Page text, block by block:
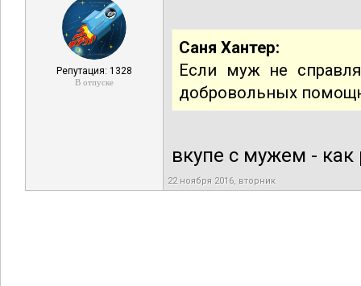
Репутация: 1328
В отпуске
Саня Хантер:
Если муж не
добровольных
вкупе с мужем -
22 ноября 2016, вторник